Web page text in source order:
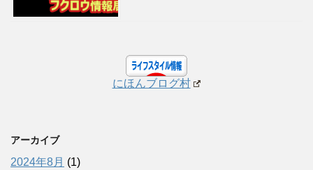
にほんブログ村
アーカイブ
2024年8月 (1)